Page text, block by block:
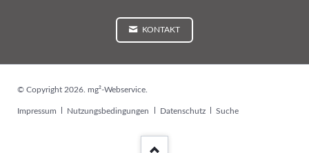
KONTAKT
© Copyright 2026. mg²-Webservice.
Navigation
Impressum Nutzungsbedingungen Datenschutz Suche